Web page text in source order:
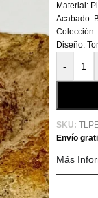
Material:
Acabado:
Colección:
Diseño:
-
SKU:
Envío
Más